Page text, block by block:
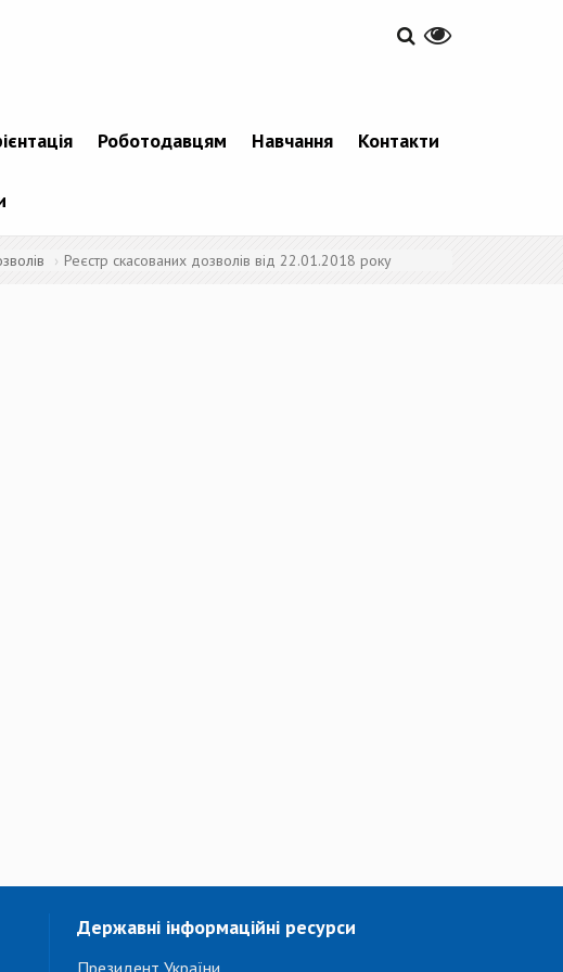
Роботодавцям Навчання Контакти
Реєстр скасованих дозволів від 22.01.2018 року
Державні інформаційні ресурси